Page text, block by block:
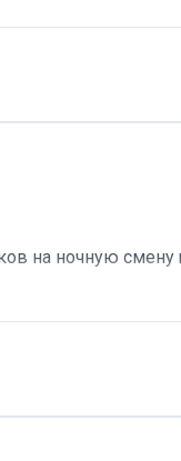
на ночную смену